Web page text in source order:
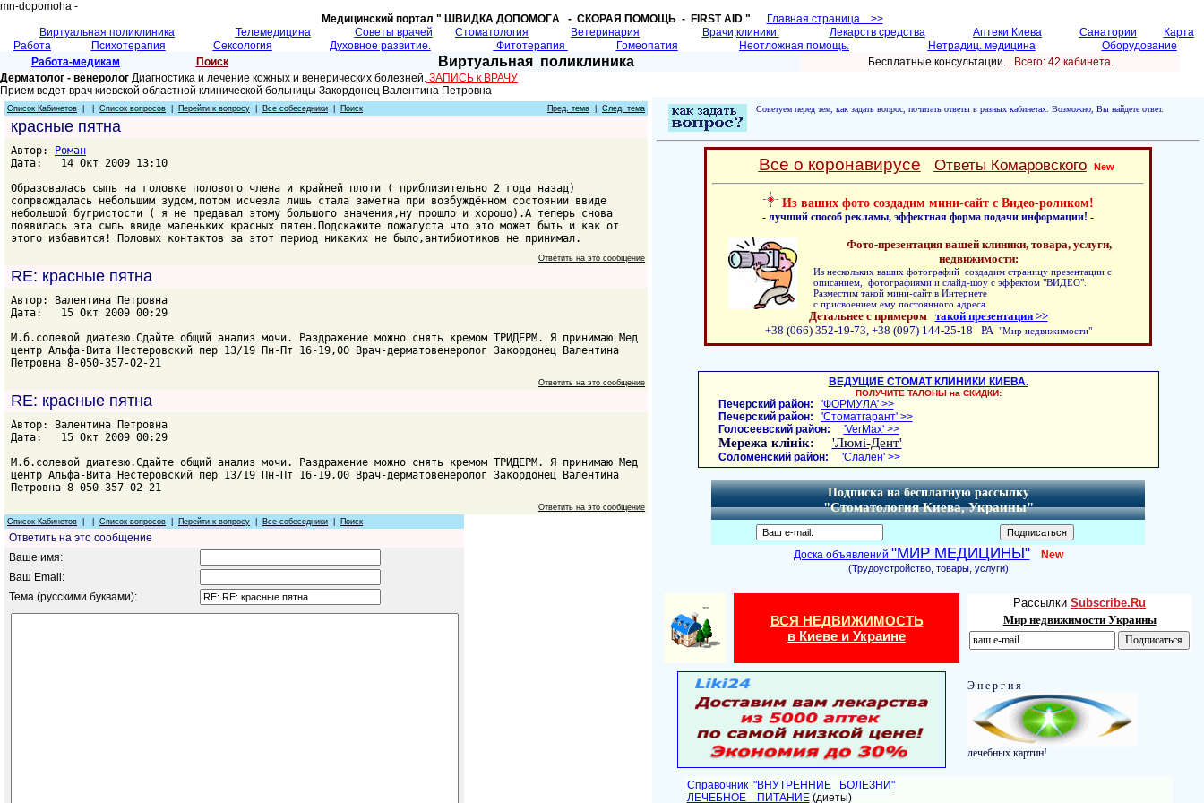
mn-dopomoha -
Медицинский портал " ШВИДКА ДОПОМОГA - СКОРАЯ ПОМОЩЬ - FIRST AID "
Главная страница >>
Виртуальная поликлиника
Телемедицина Советы врачей Cтоматология Ветеринария Врачи,клиники. Лекарств средства Аптеки Киева Санатории
Карта
Работа
Психотерапия Сексология Духовное развитие. Фитотерапия Гомеопатия Неотложная помощь. Нетрадиц. медицина
Оборудование
Работа-медикам
Поиск Виртуальная поликлиника Бесплатные консультации.
Всего: 42 кабинетa.
Дерматолог - венеролог Диагностика и лечение кожных и венерических болезней. ЗАПИСЬ к ВРАЧУ
Прием ведет врач киевской областной клинической больницы Закордонец Валентина Петровна
Список Кабинетов Список вопросов Перейти к вопросу Все собеседники Поиск Пред. тема След. тема
красные пятна
Автор:
Роман
Дата: 14 Окт 2009 13:10
Образовалась сыпь на головке полового члена и крайней плоти ( приблизительно 2 года назад)
сопрвождалась небольшим зудом,потом исчезла лишь стала заметна при возбуждённом состоянии ввиде
небольшой бугристости ( я не предавал этому большого значения,ну прошло и хорошо).А теперь снова
появилась эта сыпь ввиде маленьких красных пятен.Подскажите пожалуста что это может быть и как от
этого избавится! Половых контактов за этот период никаких не было,антибиотиков не принимал.
Ответить на это сообщение
RE: красные пятна
Автор: Валентина Петровна
Дата: 15 Окт 2009 00:29
М.б.солевой диатезю.Сдайте общий анализ мочи. Раздражение можно снять кремом ТРИДЕРМ. Я принимаю Мед
центр Альфа-Вита Нестеровский пер 13/19 Пн-Пт 16-19,00 Врач-дерматовенеролог Закордонец Валентина
Петровна 8-050-357-02-21
Ответить на это сообщение
RE: красные пятна
Автор: Валентина Петровна
Дата: 15 Окт 2009 00:29
М.б.солевой диатезю.Сдайте общий анализ мочи. Раздражение можно снять кремом ТРИДЕРМ. Я принимаю Мед
центр Альфа-Вита Нестеровский пер 13/19 Пн-Пт 16-19,00 Врач-дерматовенеролог Закордонец Валентина
Петровна 8-050-357-02-21
Ответить на это сообщение
Список Кабинетов
Список вопросов Перейти к вопросу Все собеседники Поиск
Ответить на это сообщение
Ваше имя:
Ваш Email:
Тема (русскими буквами):
Советуем перед тем, как задать вопрос, почитать ответы в разных кабинетах. Возможно, Вы найдете ответ.
Все о коронавирусе Ответы Комаровского New
Из ваших фото создадим мини-сайт с Видео-роликом!
- лучший способ рекламы, эффектная форма подачи информации! -
Фото-презентация вашей клиники, товара, услуги,
недвижимости:
Из нескольких ваших фотографий создадим страницу презентации с
описанием, фотографиями и слайд-шоу с эффектом "ВИДЕО".
Разместим такой мини-сайт в Интернете
с присвоением ему постоянного адреса.
Детальнее с примером такой презентации >>
+38 (066) 352-19-73, +38 (097) 144-25-18 РА "Мир недвижимости"
ВЕДУЩИЕ СТОМАТ КЛИНИКИ КИЕВА.
ПОЛУЧИТЕ ТАЛОНЫ на СКИДКИ:
Печерский район:
'ФОРМУЛА' >>
Печерский район:
'Стоматгарант' >>
Голосеевский район:
'VerMax' >>
Мережа клінік: 'Люмі-Дент'
Соломенский район: 'Слален' >>
Подписка на бесплатную рассылку
"Стоматология Киева, Украины"
Доска объявлений "МИР МЕДИЦИНЫ" New
(Трудоустройство, товары, услуги)
ВСЯ НЕДВИЖИМОСТЬ
в Киеве и Украине
Рассылки Subscribe.Ru
Мир недвижимости Украины
Э н е р г и я
лечебных картин!
Справочник "ВНУТРЕННИЕ БОЛЕЗНИ"
ЛЕЧЕБНОЕ ПИТАНИЕ(диеты)